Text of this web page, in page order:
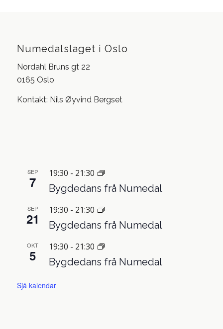
Numedalslaget i Oslo
Nordahl Bruns gt 22
0165 Oslo
Kontakt: Nils Øyvind Bergset
SEP
7
19:30 - 21:30
Bygdedans frå Numedal
SEP
21
19:30 - 21:30
Bygdedans frå Numedal
OKT
5
19:30 - 21:30
Bygdedans frå Numedal
Sjå kalendar